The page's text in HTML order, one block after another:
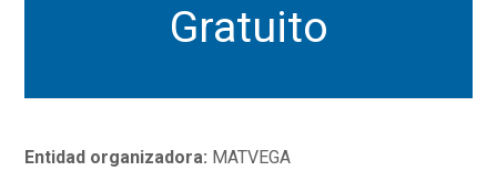
Gratuito
Entidad organizadora: MATVEGA